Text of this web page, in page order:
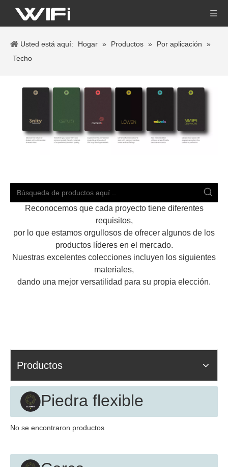
Usted está aquí: Hogar » Productos » Por aplicación
»
Techo
Reconocemos que cada proyecto tiene diferentes
requisitos,
por lo que estamos orgullosos de ofrecer algunos de los
productos líderes en el mercado.
Nuestras excelentes colecciones incluyen los siguientes
materiales,
dando una mejor versatilidad para su propia elección.
Productos
Piedra flexible
No se encontraron productos